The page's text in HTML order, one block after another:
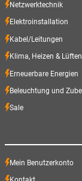
Netzwerktechnik
Elektroinstallation
Kabel/Leitungen
Klima, Heizen & Lüften
Erneuerbare Energien
Beleuchtung und
Sale
Mein Benutzerkonto